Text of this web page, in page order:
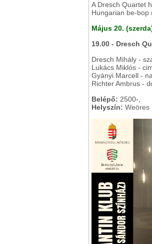
A Dresch Quartet
Hungarian be-bop
Május 20.
19.00 - Dresch
Dresch Mihály -
Lukács Miklós -
Gyányi Marcell -
Richter Ambrus -
Belépő: 2500-,
Helyszín: Weöres